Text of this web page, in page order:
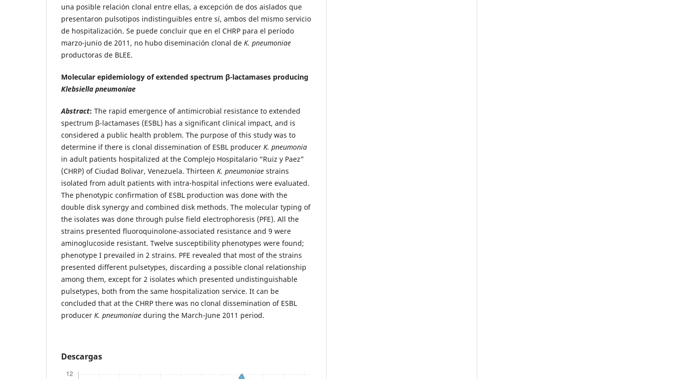
una posible relación clonal entre ellas, a excepción de dos aislados que
presentaron pulsotipos indistinguibles entre sí, ambos del mismo servicio
de hospitalización. Se puede concluir que en el CHRP para el período
marzo-junio de 2011, no hubo diseminación clonal de K. pneumoniae
productoras de BLEE.
Molecular epidemiology of extended spectrum β-lactamases producing
Klebsiella pneumoniae
Abstract: The rapid emergence of antimicrobial resistance to extended
spectrum β-lactamases (ESBL) has a significant clinical impact, and is
considered a public health problem. The purpose of this study was to
determine if there is clonal dissemination of ESBL producer K. pneumonia
in adult patients hospitalized at the Complejo Hospitalario “Ruiz y Paez”
(CHRP) of Ciudad Bolivar, Venezuela. Thirteen K. pneumoniae strains
isolated from adult patients with intra-hospital infections were evaluated.
The phenotypic confirmation of ESBL production was done with the
double disk synergy and combined disk methods. The molecular typing of
the isolates was done through pulse field electrophoresis (PFE). All the
strains presented fluoroquinolone-associated resistance and 9 were
aminoglucoside resistant. Twelve susceptibility phenotypes were found;
phenotype I prevailed in 2 strains. PFE revealed that most of the strains
presented different pulsetypes, discarding a possible clonal relationship
among them, except for 2 isolates which presented undistinguishable
pulsetypes, both from the same hospitalization service. It can be
concluded that at the CHRP there was no clonal dissemination of ESBL
producer K. pneumoniae during the March-June 2011 period.
Descargas